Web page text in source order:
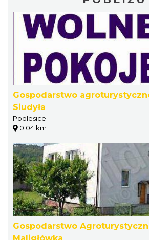
Gospodarstwo
Siudyła
Podlesice
0.04 km
Gospodarstwo